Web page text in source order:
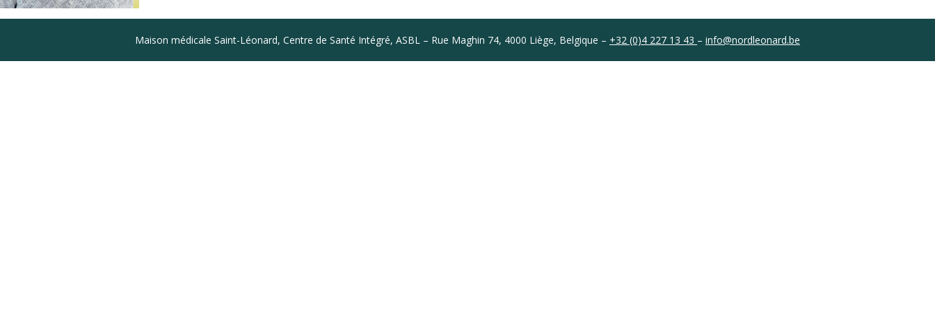
CoordonnéesMaison médicale Saint-Léonard, Centre de Santé Intégré, ASBL – Rue Maghin 74, 4000 Liège, Belgique – +32 (0)4 227 13 43 – info@nordleonard.be